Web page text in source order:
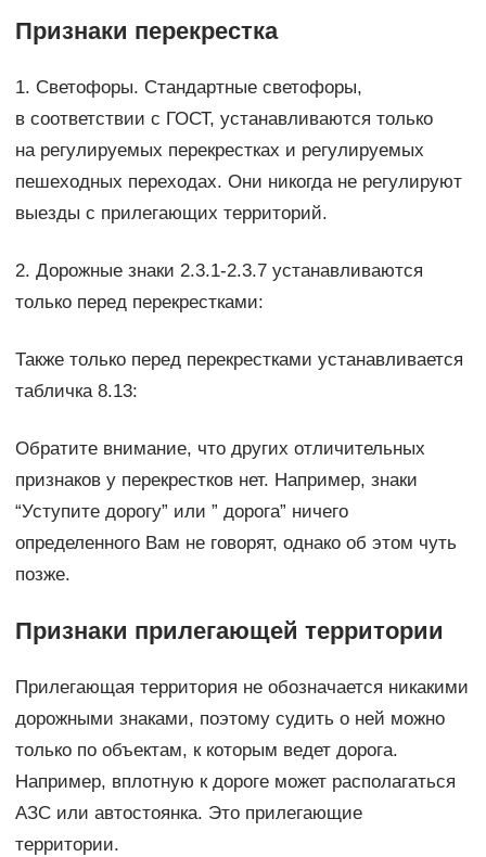
Признаки перекрестка
1. Светофоры. Стандартные светофоры,
в соответствии с ГОСТ, устанавливаются только
на регулируемых перекрестках и регулируемых
пешеходных переходах. Они никогда не регулируют
выезды с прилегающих территорий.
2. Дорожные знаки 2.3.1-2.3.7 устанавливаются
только перед перекрестками:
Также только перед перекрестками устанавливается
табличка 8.13:
Обратите внимание, что других отличительных
признаков у перекрестков нет. Например, знаки
“Уступите дорогу” или ” дорога” ничего
определенного Вам не говорят, однако об этом чуть
позже.
Признаки прилегающей территории
Прилегающая территория не обозначается никакими
дорожными знаками, поэтому судить о ней можно
только по объектам, к которым ведет дорога.
Например, вплотную к дороге может располагаться
АЗС или автостоянка. Это прилегающие
территории.